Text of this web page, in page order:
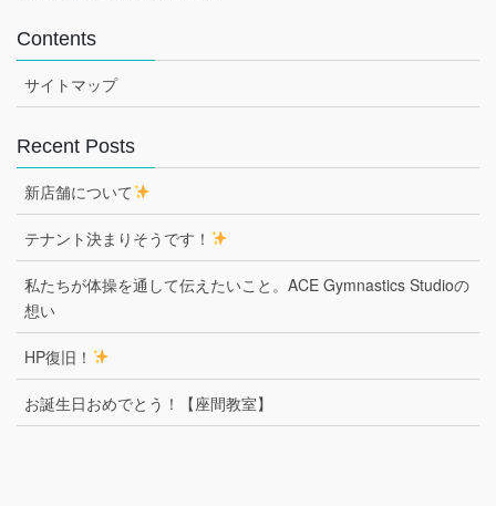
Contents
サイトマップ
Recent Posts
新店舗について
テナント決まりそうです！
私たちが体操を通して伝えたいこと。ACE Gymnastics Studioの
想い
HP復旧！
お誕生日おめでとう！【座間教室】